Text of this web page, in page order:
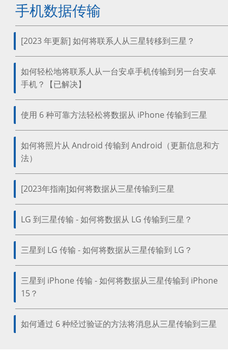
手机数据传输
[2023 年更新] 如何将联系人从三星转移到三星？
如何轻松地将联系人从一台安卓手机传输到另一台安卓
手机？【已解决】
使用 6 种可靠方法轻松将数据从 iPhone 传输到三星
如何将照片从 Android 传输到 Android（更新信息和方
法）
[2023年指南]如何将数据从三星传输到三星
LG 到三星传输 - 如何将数据从 LG 传输到三星？
三星到 LG 传输 - 如何将数据从三星传输到 LG？
三星到 iPhone 传输 - 如何将数据从三星传输到 iPhone
15？
如何通过 6 种经过验证的方法将消息从三星传输到三星